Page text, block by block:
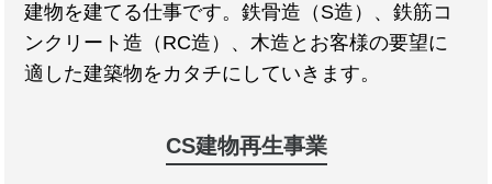
建物を建てる仕事です。鉄骨造（S造）、鉄筋コ
ンクリート造（RC造）、木造とお客様の要望に
適した建築物をカタチにしていきます。
CS建物再生事業